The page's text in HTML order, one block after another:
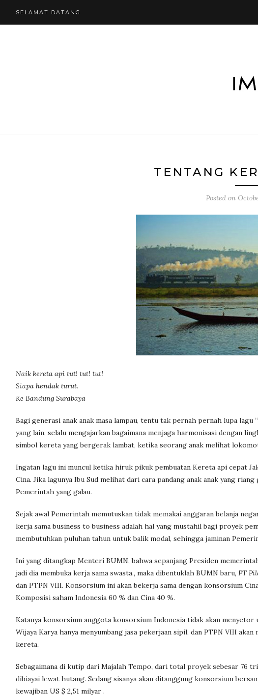
SELAMAT DATANG
TENTANG
Posted on
Naik kereta api tut! tut! tut!
Siapa hendak turut.
Ke Bandung Surabaya
Bagi generasi anak anak masa lampau, tentu tak pernah pernah lupa lagu
yang lain, selalu mengajarkan bagaimana menjaga harmonisasi dengan
simbol kereta yang bergerak lambat, ketika seorang anak melihat
Ingatan lagu ini muncul ketika hiruk pikuk pembuatan Kereta api cepat
Cina. Jika lagunya Ibu Sud melihat dari cara pandang anak anak yang
Pemerintah yang galau.
Sejak awal Pemerintah memutuskan tidak memakai anggaran belanja
kerja sama business to business adalah hal yang mustahil bagi proyek
membutuhkan puluhan tahun untuk balik modal, sehingga jaminan
Ini yang ditangkap Menteri BUMN, bahwa sepanjang Presiden
jadi dia membuka kerja sama swasta., maka dibentuklah BUMN baru, PT
dan PTPN VIII. Konsorsium ini akan bekerja sama dengan konsorsium
Komposisi saham Indonesia 60 % dan Cina 40 %.
Katanya konsorsium anggota konsorsium Indonesia tidak akan menyetor
Wijaya Karya hanya menyumbang jasa pekerjaan sipil, dan PTPN VIII
kereta.
Sebagaimana di kutip dari Majalah Tempo, dari total proyek sebesar 76
dibiayai lewat hutang. Sedang sisanya akan ditanggung konsorsium
kewajiban US $ 2,51 milyar .